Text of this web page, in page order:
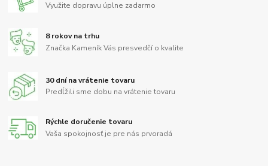
Využite dopravu úplne zadarmo
8 rokov na trhu
Značka Kameník Vás presvedčí o kvalite
30 dní na vrátenie tovaru
Predĺžili sme dobu na vrátenie tovaru
Rýchle doručenie tovaru
Vaša spokojnosť je pre nás prvoradá